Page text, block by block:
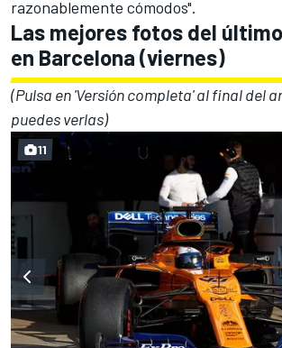
razonablemente cómodos".
Las mejores fotos del
en Barcelona (viernes)
(Pulsa en 'Versión completa' al final del
puedes verlas)
11